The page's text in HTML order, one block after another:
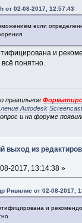
от 02-08-2017, 12:57:43
если
и
всё понятно.
правильное
Autodesk
и на форуме
выход из
2017, 13:14:38 »
Ривилис от 02-08-2017,
и